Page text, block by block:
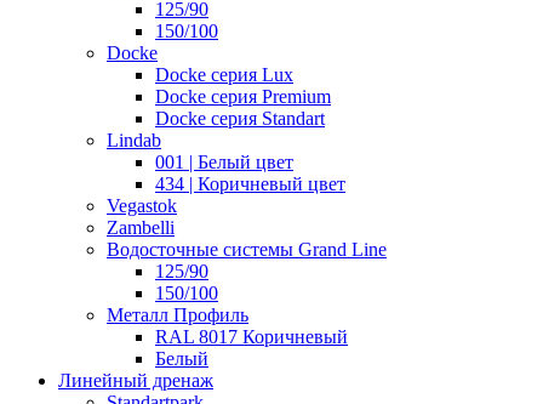
125/90
150/100
Docke
Docke серия Lux
Docke серия Premium
Docke серия Standart
Lindab
001 | Белый цвет
434 | Коричневый цвет
Vegastok
Zambelli
Водосточные системы Grand Line
125/90
150/100
Металл Профиль
RAL 8017 Коричневый
Белый
Линейный дренаж